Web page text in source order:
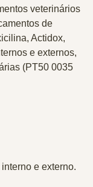
veterinários
de
Actidox,
e externos,
(PT50 0035
e externo.